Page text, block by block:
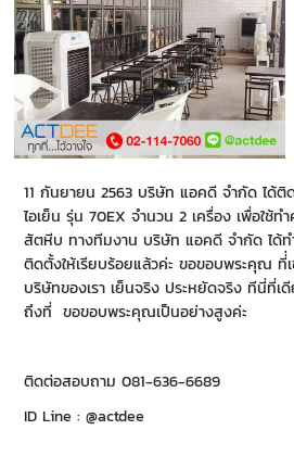
11 กันยายน 2563 บริษัท แอคดี จำกัด ได้ติ
ไอเย็น รุ่น 70EX จำนวน 2 เครื่อง เพื่อใช้ท
สัตหีบ ทางทีมงาน บริษัท แอคดี จำกัด ได้
ติดตั้งให้เรียบร้อยแล้วค่ะ ขอขอบพระคุณ ที่่
บริษัทของเรา เย็นจริง ประหยัดจริง ทีนี่ที่เ
ถึงที่ ขอขอบพระคุณเป็นอย่างสูงค่ะ
ติดต่อสอบถาม 081-636-6689
ID Line : @actdee